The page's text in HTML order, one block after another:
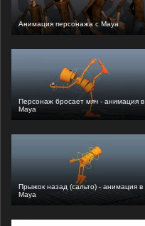
Анимация персонажа с Maya
Персонаж бросает мяч - анимация в
Maya
Прыжок назад (сальто) - анимация в
Maya